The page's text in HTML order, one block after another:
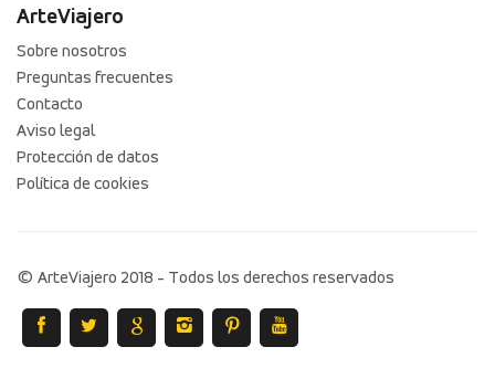
ArteViajero
Sobre nosotros
Preguntas frecuentes
Contacto
Aviso legal
Protección de datos
Política de cookies
© ArteViajero 2018 - Todos los derechos reservados